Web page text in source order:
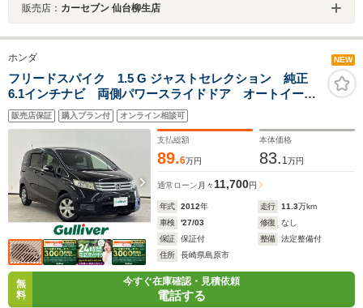
販売店： カーセブン 仙台柳生店
ホンダ NEW
フリードスパイク 1.5 G ジャストセレクション 純正
6.1インチナビ 両側パワースライドドア オートイージ
ークローザードア ETC プラズマクラスター搭載LED
ルーフ照明 クルーズコントロール キセノンヘッドラ
イト オートライト シートリフター
販売店保証 購入プラン付 オンライン相談可
支払総額
89.6万円
本体価格
83. 1万円
通常ローン 月々11,700円
年式 2012年 走行 11.3万km
車検
'27/03 修復
なし
保証
保証付 整備
法定整備付
住所
長崎県島原市
無
料
今すぐ在庫確認・見積依頼
電話する